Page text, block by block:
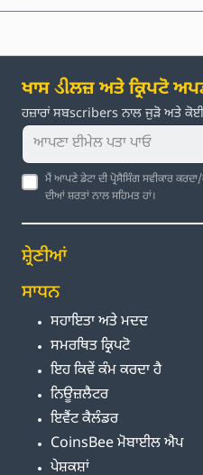
ਖਾਸ ડીਲਜ਼ ਅਤੇ ਕ੍ਰਿਪਟੋ
ਹਜ਼ਾਰਾਂ ਸਬscribers ਨਾਲ ਜੁੜੋ ਅਤੇ
ਮੈਂ ਆਪਣੇ ਡੇਟਾ ਦੀ ਪ੍ਰੋਸੈਸਿੰਗ ਸਵੀਕਾਰ
ਦੀਆਂ ਸ਼ਰਤਾਂ ਨਾਲ ਸਹਿਮਤ ਹਾਂ।
ਸ਼੍ਰੇਣੀਆਂ
ਸਾਧਨ
ਸਹਾਇਤਾ ਅਤੇ ਮਦਦ
ਸਮਰਥਿਤ ਕ੍ਰਿਪਟੋ
ਇਹ ਕਿਵੇਂ ਕੰਮ ਕਰਦਾ ਹੈ
ਨਿਊਜ਼ਲੈਟਰ
ਇਵੈਂਟ ਕੈਲੰਡਰ
CoinsBee ਮੋਬਾਈਲ ਐਪ
ਪੇਸ਼ਕਸ਼ਾਂ